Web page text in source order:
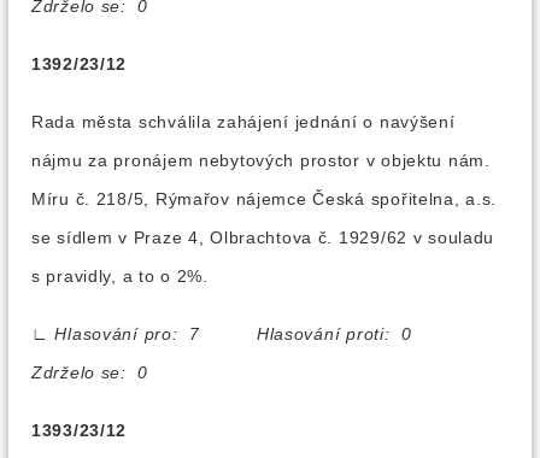
Zdrželo se: 0
1392/23/12
Rada města schválila zahájení jednání o navýšení
nájmu za pronájem nebytových prostor v objektu nám.
Míru č. 218/5, Rýmařov nájemce Česká spořitelna, a.s.
se sídlem v Praze 4, Olbrachtova č. 1929/62 v souladu
s pravidly, a to o 2%.
∟
Hlasování pro: 7 Hlasování proti: 0
Zdrželo se: 0
1393/23/12